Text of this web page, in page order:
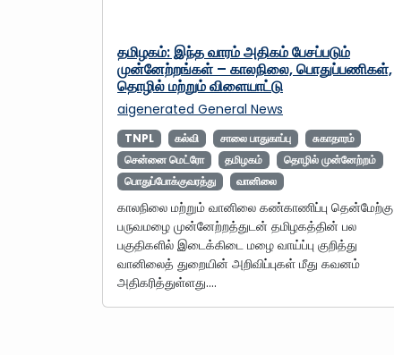
தமிழகம்: இந்த வாரம் அதிகம் பேசப்படும்
முன்னேற்றங்கள் – காலநிலை, பொதுப்பணிகள்,
தொழில் மற்றும் விளையாட்டு
aigenerated General News
TNPL கல்வி சாலை பாதுகாப்பு
சுகாதாரம்
சென்னை மெட்ரோ
தமிழகம்
தொழில் முன்னேற்றம்
பொதுப்போக்குவரத்து
வானிலை
காலநிலை மற்றும் வானிலை கண்காணிப்பு தென்மேற்கு
பருவமழை முன்னேற்றத்துடன் தமிழகத்தின் பல
பகுதிகளில் இடைக்கிடை மழை வாய்ப்பு குறித்து
வானிலைத் துறையின் அறிவிப்புகள் மீது கவனம்
அதிகரித்துள்ளது.…